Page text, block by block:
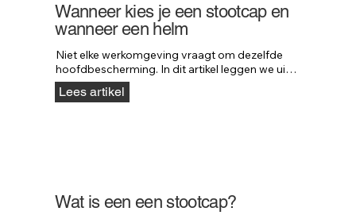
Wanneer kies je een stootcap en
wanneer een helm
Niet elke werkomgeving vraagt om dezelfde
hoofdbescherming. In dit artikel leggen we uit
wanneer een stootcap voldoende
bescherming biedt en wanneer een
Lees artikel
Wat is een een stootcap?